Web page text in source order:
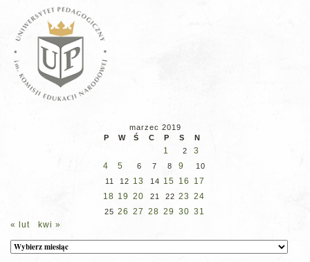
marzec 2019
P
W Ś C P S N
1 2
3
4
5 6 7 8 9
10
11
12 13 14 15 16
17
18 19 20 21 22 23 24
25 26 27 28 29 30 31
« lut
kwi »
Archiwum